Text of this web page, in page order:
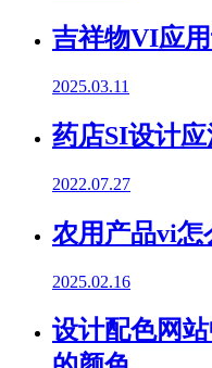
吉祥物VI应
2025.03.11
药店SI设计
2022.07.27
农用产品vi怎
2025.02.16
设计配色网